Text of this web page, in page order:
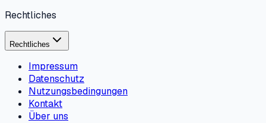
Rechtliches
Rechtliches
Impressum
Datenschutz
Nutzungsbedingungen
Kontakt
Über uns